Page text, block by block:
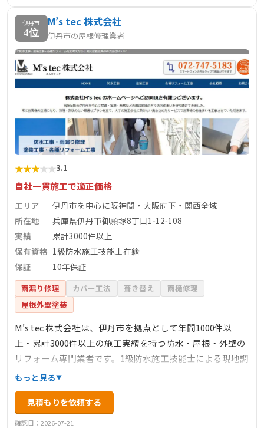
伊丹市
4位
M’s tec 株式会社
伊丹市の屋根修理業者
★★★★★3.1
自社一貫施工で適正価格
エリア
伊丹市を中心に阪神間・大阪府下・関西全域
所在地
兵庫県伊丹市御願塚8丁目1‑12‑108
実績
累計3000件以上
保有資格 1級防水施工技能士在籍
保証
10年保証
雨漏り修理 カバー工法 葺き替え
雨樋修理
屋根外壁塗装
M’s tec 株式会社は、伊丹市を拠点として年間1000件以
上・累計3000件以上の施工実績を持つ防水・屋根・外壁の
リフォーム専門業者です。1級防水施工技能士による現地調
査を重視し、ベランダや屋上の防水から屋根の塗装・雨漏
り補修・カバー工法まで対応。自社職人による一貫施工体
制で中間マージンを省き、透明で適正な価格設定を実現し
ています。施工中は進捗写真を共有し、近隣への配慮も徹
もっと見る
見積もりを依頼する
確認日：2026-07-21